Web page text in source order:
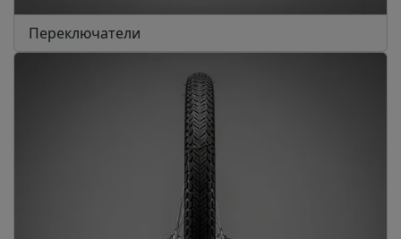
Переключатели